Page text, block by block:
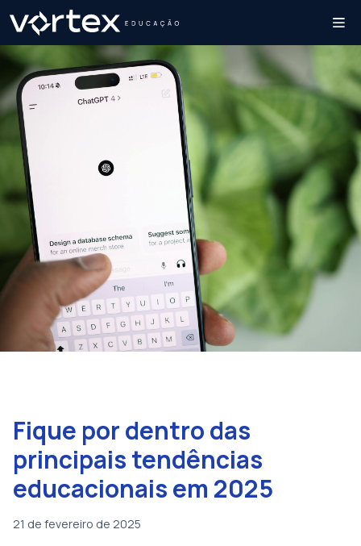
Fique por dentro das
principais tendências
educacionais em 2025
21 de fevereiro de 2025